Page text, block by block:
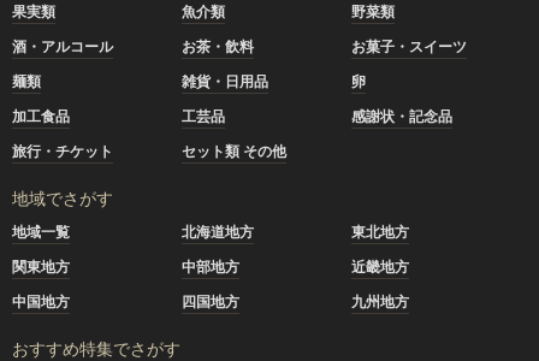
果実類
魚介類
野菜類
酒・アルコール
お茶・飲料
お菓子・スイーツ
麺類
雑貨・日用品
卵
加工食品
工芸品
感謝状・記念品
旅行・チケット
セット類 その他
地域でさがす
地域一覧 北海道地方
東北地方
関東地方
中部地方
近畿地方
中国地方
四国地方 九州地方
おすすめ特集でさがす